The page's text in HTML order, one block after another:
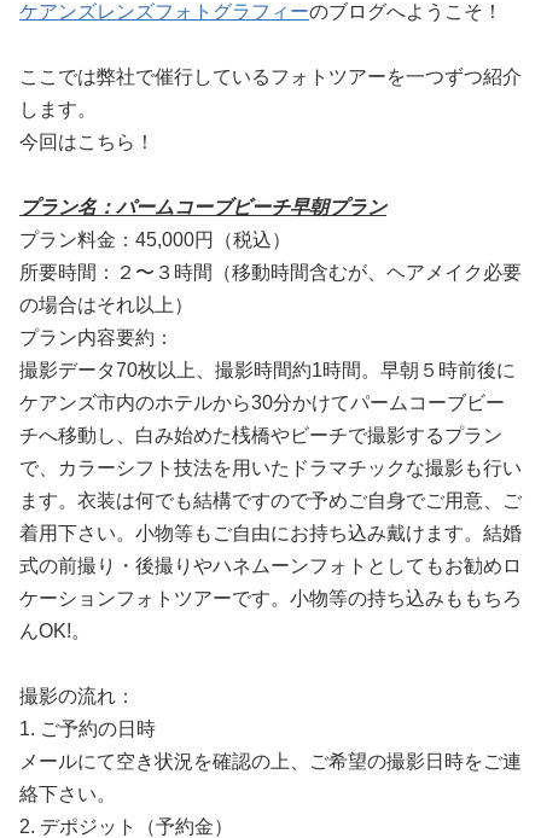
ケアンズレンズフォトグラフィーのブログへようこそ！
ここでは弊社で催行しているフォトツアーを一つずつ紹介
します。
今回はこちら！
プラン名：パームコーブビーチ早朝プラン
プラン料金：45,000円（税込）
所要時間：２〜３時間
（移動時間含むが、ヘアメイク必要
の場合はそれ以上）
プラン内容要約：
撮影データ70枚以上、撮影時間約1時間。早朝５時前後に
ケアンズ市内のホテルから30分かけてパームコーブビー
チへ移動し、白み始めた桟橋やビーチで撮影するプラン
で、カラーシフト技法を用いたドラマチックな撮影も行い
ます。衣装は何でも結構ですので予めご自身でご用意、ご
着用下さい。小物等もご自由にお持ち込み戴けます。 結婚
式の前撮り・後撮りやハネムーンフォトとしてもお勧めロ
ケーションフォトツアーです。小物等の持ち込みももちろ
んOK!。
撮影の流れ：
1. ご予約の日時
メールにて空き状況を確認の上、ご希望の撮影日時をご連
絡下さい。
2. デポジット（予約金）